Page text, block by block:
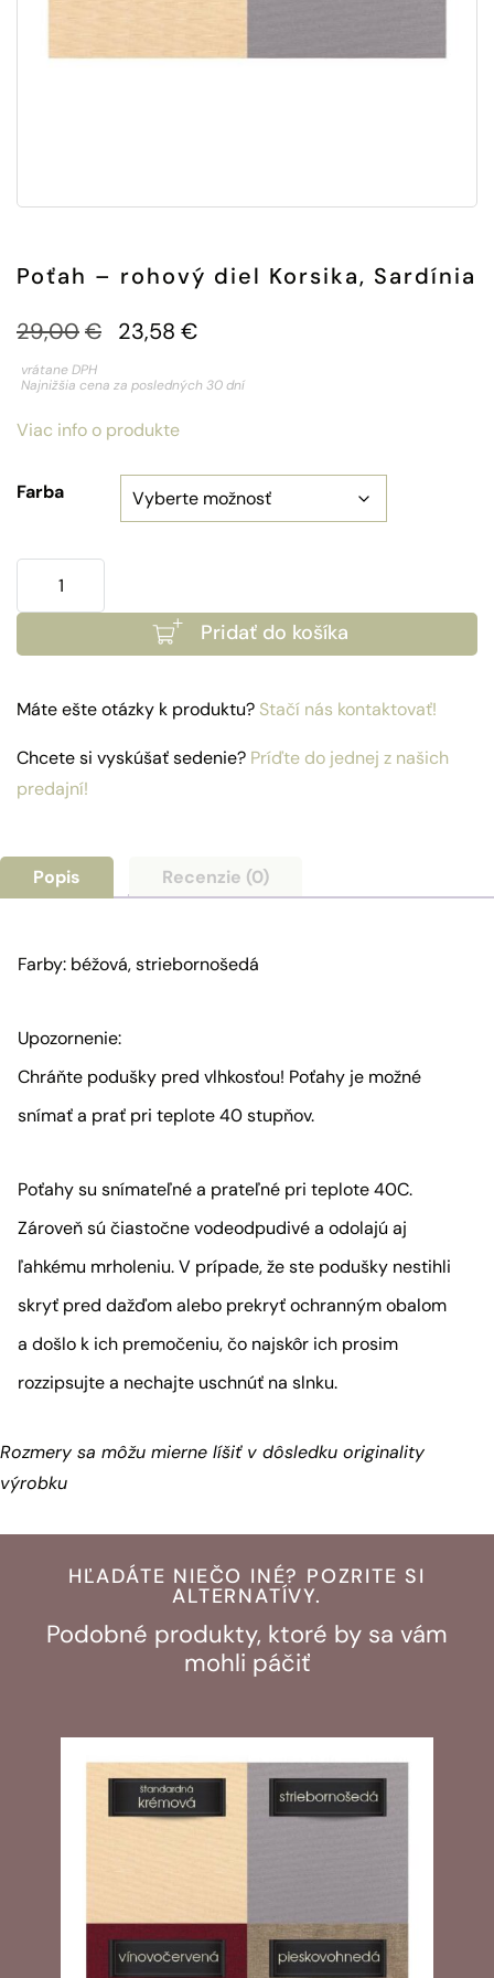
Poťah – rohový diel Korsika, Sardínia
29,00€ 23,58 €
vrátane DPH
Najnižšia cena za posledných 30 dní
Viac info o produkte
Farba
Sardínia
Pridať do košíka
Máte ešte otázky k produktu? Stačí nás kontaktovať!
Chcete si vyskúšať sedenie? Príďte do jednej z našich
predajní!
Popis Recenzie (0)
Farby: béžová, striebornošedá
Upozornenie:
Chráňte podušky pred vlhkosťou! Poťahy je možné
snímať a prať pri teplote 40 stupňov.
Poťahy su snímateľné a prateľné pri teplote 40C.
Zároveň sú čiastočne vodeodpudivé a odolajú aj
ľahkému mrholeniu. V prípade, že ste podušky nestihli
skryť pred dažďom alebo prekryť ochranným obalom
a došlo k ich premočeniu, čo najskôr ich prosim
rozzipsujte a nechajte uschnúť na slnku.
Rozmery sa môžu mierne líšiť v dôsledku originality
výrobku
HĽADÁTE NIEČO INÉ? POZRITE SI
ALTERNATÍVY.
Podobné produkty, ktoré by sa vám
mohli páčiť